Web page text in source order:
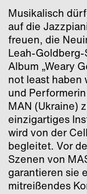
Musikalisch
auf die
freuen, die
Leah-
Album „Weary
not least haben
und
MAN (Ukraine)
einzigartiges
wird von der
begleitet. Vor
Szenen von
garantieren sie
mitreißendes